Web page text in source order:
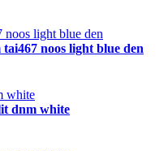
noos light blue den
dnm white